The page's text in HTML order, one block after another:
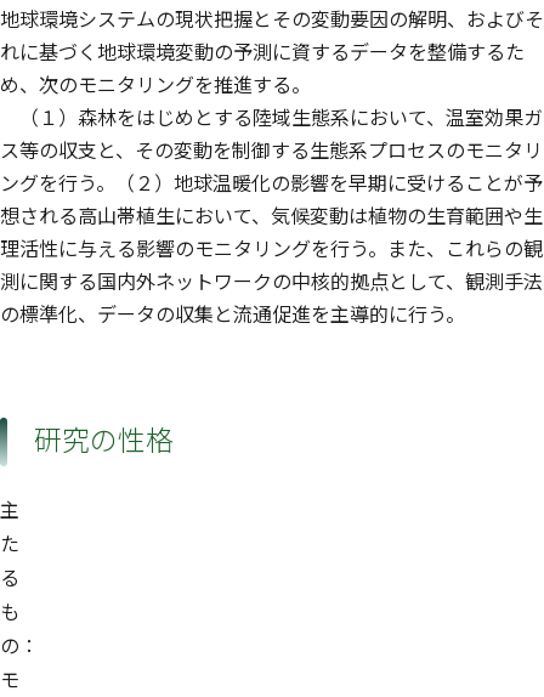
地球環境システムの現状把握とその変動要因の解明、およびそ
れに基づく地球環境変動の予測に資するデータを整備するた
め、次のモニタリングを推進する。
（１）森林をはじめとする陸域生態系において、温室効果ガ
ス等の収支と、その変動を制御する生態系プロセスのモニタリ
ングを行う。（２）地球温暖化の影響を早期に受けることが予
想される高山帯植生において、気候変動は植物の生育範囲や生
理活性に与える影響のモニタリングを行う。また、これらの観
測に関する国内外ネットワークの中核的拠点として、観測手法
の標準化、データの収集と流通促進を主導的に行う。
研究の性格
主
た
る
も
の：
モ